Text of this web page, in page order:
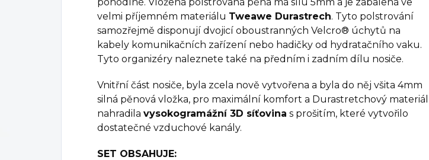
velmi příjemném materiálu Tweawe Durastrech. Tyto polstrování
samozřejmě disponují dvojicí oboustranných Velcro® úchytů na
kabely komunikačních zařízení nebo hadičky od hydratačního vaku.
Tyto organizéry naleznete také na předním i zadním dílu nosiče.
Vnitřní část nosiče, byla zcela nově vytvořena a byla do něj všita 4mm
silná pěnová vložka, pro maximální komfort a Durastretchový materiál
nahradila vysokogramážní 3D síťovina s prošitím, které vytvořilo
dostatečné vzduchové kanály.
SET OBSAHUJE: